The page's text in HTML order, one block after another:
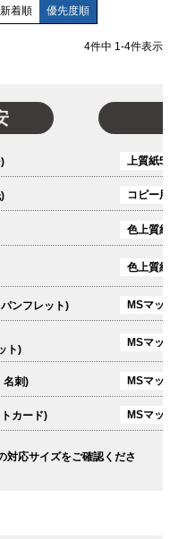
新着順 優先度順
4件中 1-4件表示
上質紙
コピー
色上質
色上質
ンフレット) MSマッ
ト)
MSマッ
名刺) MSマッ
カード) MSマッ
応サイズをご確認くださ